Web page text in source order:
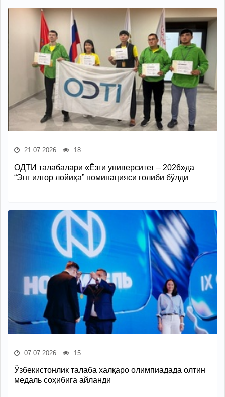
21.07.2026 18
ОДТИ талабалари «Ёзги университет – 2026»да
“Энг илғор лойиҳа” номинацияси ғолиби бўлди
07.07.2026 15
Ўзбекистонлик талаба халқаро олимпиадада олтин
медаль соҳибига айланди